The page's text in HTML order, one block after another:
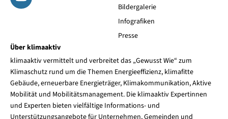
Bildergalerie
Infografiken
Presse
Über klimaaktiv
klimaaktiv vermittelt und verbreitet das „Gewusst Wie“ zum
Klimaschutz rund um die Themen Energieeffizienz, klimafitte
Gebäude, erneuerbare Energieträger, Klimakommunikation, Aktive
Mobilität und Mobilitätsmanagement. Die klimaaktiv Expertinnen
und Experten bieten vielfältige Informations- und
Unterstützungsangebote für Unternehmen, Gemeinden und